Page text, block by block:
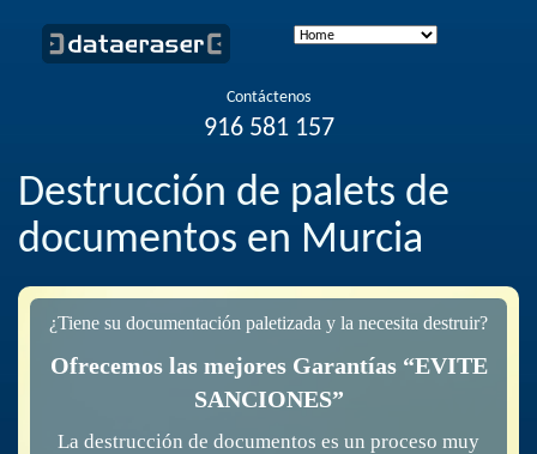
Contáctenos
916 581 157
Destrucción de palets de
documentos en Murcia
¿Tiene su documentación paletizada y la necesita destruir?
Ofrecemos las mejores Garantías “EVITE
SANCIONES”
La destrucción de documentos es un proceso muy